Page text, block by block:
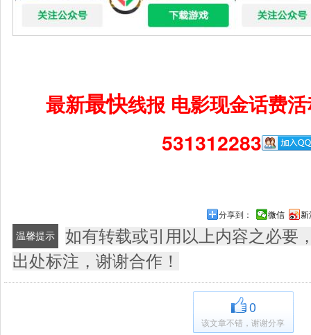
最新最快线报 电影现金话费
531312283
分享到： 微信 新
温馨提示
如有转载或引用以上内容之必要
出处标注，谢谢合作！
0
该文章不错，谢谢分享